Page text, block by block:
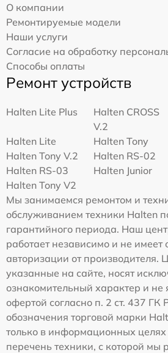
О компании
Ремонтируемые модели
Наши услуги
Согласие на обработку
Способы оплаты
Ремонт устройств
Halten Lite Plus
Halten CROSS
V.2
Halten Lite
Halten Tony
Halten Tony V.2
Halten RS-02
Halten RS-03
Halten Junior
Halten Tony V2
Мы занимаемся ремонтом и
обслуживанием техники Halten
гарантийного периода. Наш
работает независимо и не
авторизации от производителя.
указанные на сайте, носят
ознакомительный характер и не
офертой согласно п. 2 ст. 437
обозначения торговой марки
только в информационных
перечень техники, с которой мы